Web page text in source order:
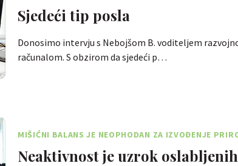
Sjedeći tip posla
Donosimo intervju s Nebojšom B. voditeljem
računalom. S obzirom da sjedeći p…
MIŠIĆNI BALANS JE NEOPHODAN ZA IZVOĐENJE
Neaktivnost je uzrok